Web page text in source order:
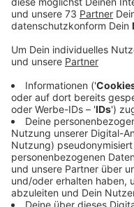
Anzeige
Stück verkauft
Anzeige
Ortsschilder sind
Monaten wurden so
Allein im Bereich